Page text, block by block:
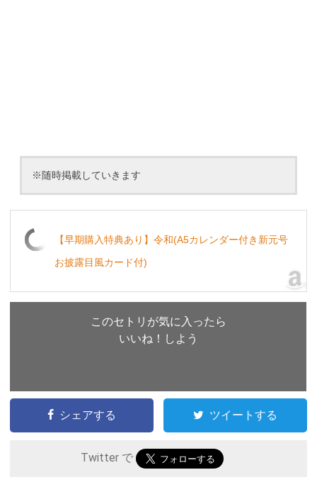
※随時掲載していきます
【早期購入特典あり】令和(A5カレンダー付き新元号
お披露目風カード付)
このセトリが気に入ったら
いいね！しよう
シェアする ツイートする
Twitter で